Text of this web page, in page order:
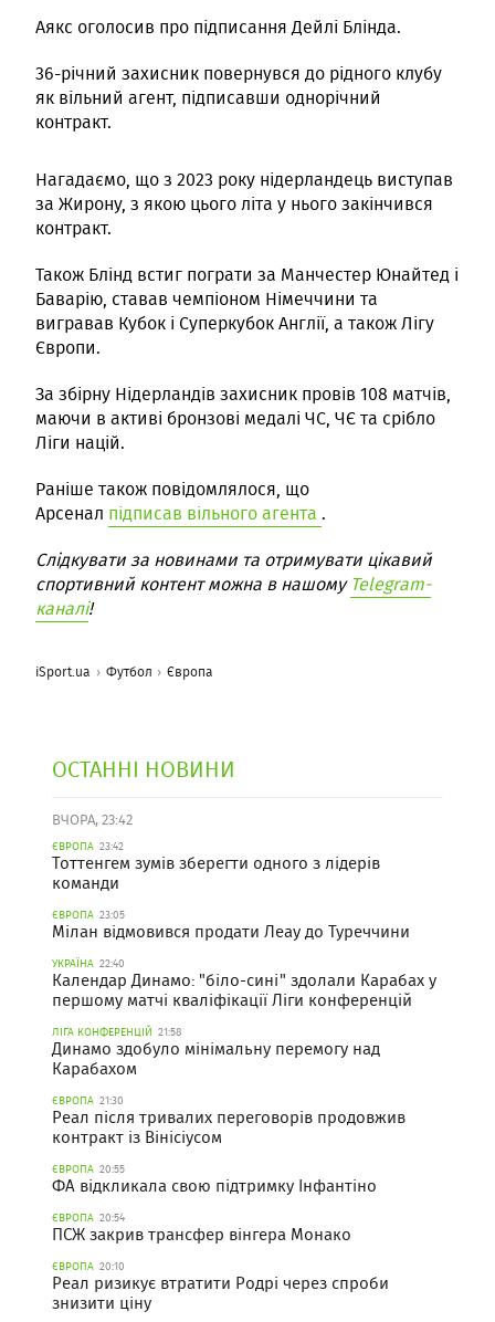
Аякс оголосив про підписання Дейлі Блінда.
36-річний захисник повернувся до рідного клубу
як вільний агент, підписавши однорічний
контракт.
Нагадаємо, що з 2023 року нідерландець виступав
за Жирону, з якою цього літа у нього закінчився
контракт.
Також Блінд встиг пограти за Манчестер Юнайтед і
Баварію, ставав чемпіоном Німеччини та
вигравав Кубок і Суперкубок Англії, а також Лігу
Європи.
За збірну Нідерландів захисник провів 108 матчів,
маючи в активі бронзові медалі ЧС, ЧЄ та срібло
Ліги націй.
Раніше також повідомлялося, що
Арсенал підписав вільного агента .
Слідкувати за новинами та отримувати цікавий
спортивний контент можна в нашомуTelegram-
каналі!
iSport.ua Футбол Європа
ОСТАННІ НОВИНИ
ВЧОРА, 23:42
ЄВРОПА 23:42
Тоттенгем зумів зберегти одного з лідерів
команди
ЄВРОПА 23:05
Мілан відмовився продати Леау до Туреччини
УКРАЇНА 22:40
Календар Динамо: "біло-сині" здолали Карабах у
першому матчі кваліфікації Ліги конференцій
ЛІГА КОНФЕРЕНЦІЙ 21:58
Динамо здобуло мінімальну перемогу над
Карабахом
ЄВРОПА 21:30
Реал після тривалих переговорів продовжив
контракт із Вінісіусом
ЄВРОПА 20:55
ФА відкликала свою підтримку Інфантіно
ЄВРОПА 20:54
ПСЖ закрив трансфер вінгера Монако
ЄВРОПА 20:10
Реал ризикує втратити Родрі через спроби
знизити ціну